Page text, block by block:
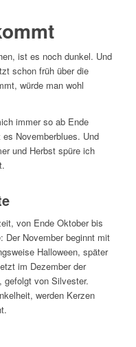
ist es noch dunkel. Und
schon früh über die
würde man wohl
immer so ab Ende
Novemberblues. Und
und Herbst spüre ich
von Ende Oktober bis
Der November beginnt mit
Halloween, später
im Dezember der
gefolgt von Silvester.
werden Kerzen